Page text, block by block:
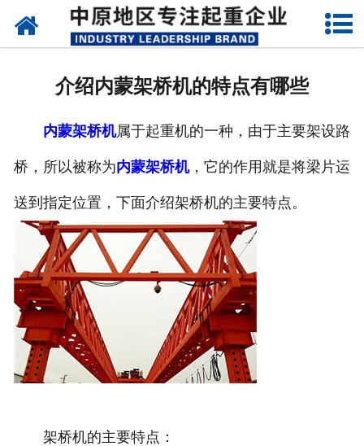
网站首页
企业视频
成功案例
联系我们
介绍内蒙架桥机的特点有哪些
内蒙架桥机属于起重机的一种，由于主要架设路
桥，所以被称为内蒙架桥机，它的作用就是将梁片运
送到指定位置，下面介绍架桥机的主要特点。
架桥机的主要特点：